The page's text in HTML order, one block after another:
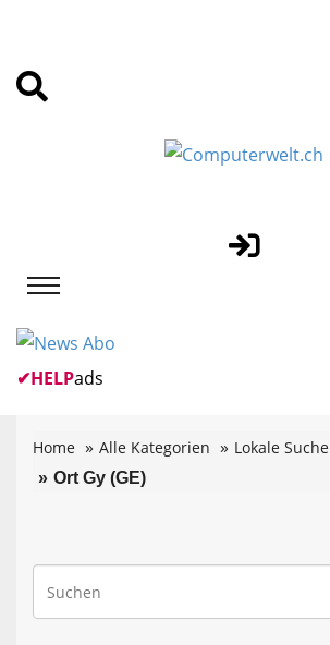
✔HELPads
Home Alle Kategorien Lokale Suche
Ort Gy (GE)